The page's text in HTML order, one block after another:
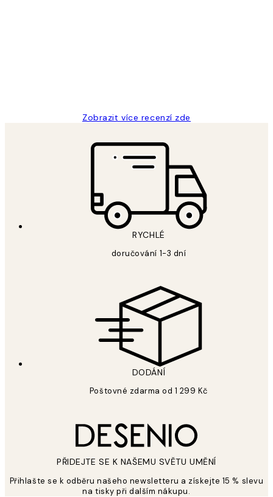
Zobrazit více recenzí zde
RYCHLÉ
doručování 1-3 dní
DODÁNÍ
Poštovné zdarma od 1 299 Kč
PŘIDEJTE SE K NAŠEMU SVĚTU UMĚNÍ
Přihlašte se k odběru našeho newsletteru a získejte 15 % slevu
na tisky při dalším nákupu.